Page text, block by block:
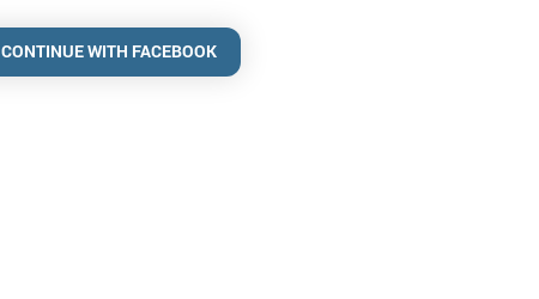
CONTINUE WITH FACEBOOK